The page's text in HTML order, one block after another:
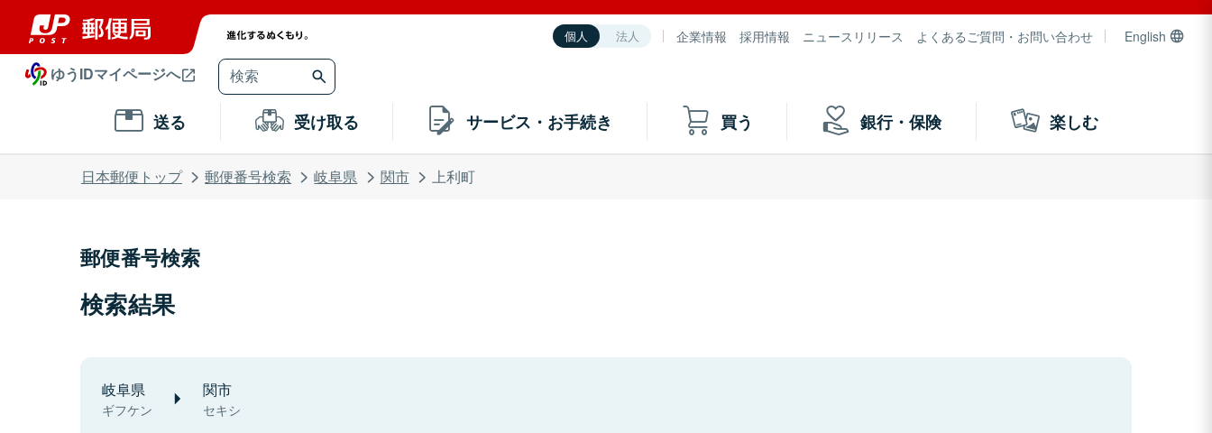
個人 法人 企業情報 採用情報 ニュースリリース よくあるご質問・お問い合わせ English
ゆうIDマイページへ
送る 受け取る サービス・お手続き 買う 銀行・保険 楽しむ
日本郵便トップ 郵便番号検索 岐阜県 関市 上利町
郵便番号検索
検索結果
岐阜県
ギフケン
関市
セキシ